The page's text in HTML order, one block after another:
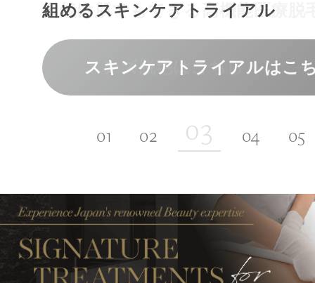
上質な美容医療サービスを提供し
人気メニューはこちら
日焼け肌でもできる高機能医療脱
メンズ脱毛はこちら
組めるスキンケアトライアル
スキンケアトライアルはこ
“男性”特化の美容
コンセプトはこちら
エクソソーム療法はこちら
NAD+点滴はこちら
メンバーシップを、最高のギフト
メンバーシップのご案内